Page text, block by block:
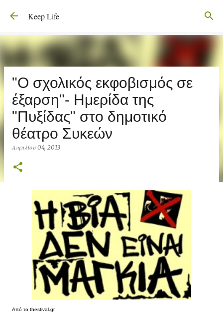
Μετάβαση στο κύριο περιεχόμενο
Keep Life
"Ο σχολικός εκφοβισμός σε
έξαρση"- Ημερίδα της
"Πυξίδας" στο δημοτικό
θέατρο Συκεών
Απριλίου 04, 2013
Από το thestival.gr